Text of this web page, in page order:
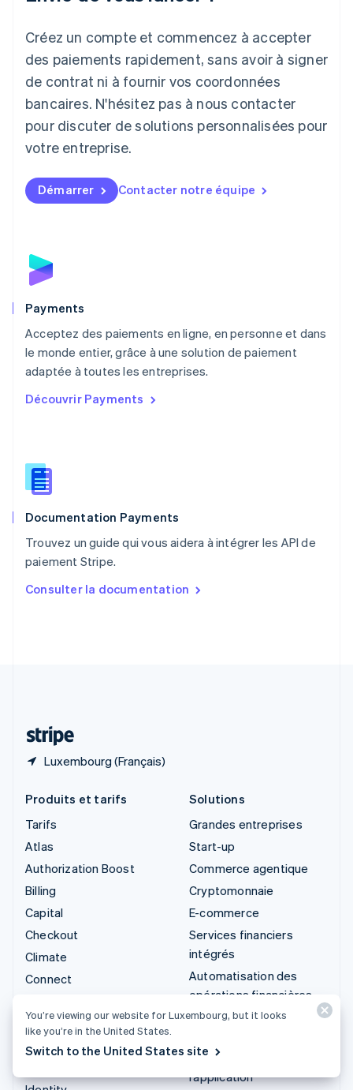
Créez un compte et commencez à accepter
des paiements rapidement, sans avoir à signer
de contrat ni à fournir vos coordonnées
bancaires. N'hésitez pas à nous contacter
pour discuter de solutions personnalisées pour
votre entreprise.
Démarrer Contacter notre équipe
Payments
Acceptez des paiements en ligne, en personne et dans
le monde entier, grâce à une solution de paiement
adaptée à toutes les entreprises.
Découvrir Payments
Documentation Payments
Trouvez un guide qui vous aidera à intégrer les API de
paiement Stripe.
Consulter la documentation
Luxembourg (Français)
Lettonie
English
Liechtenstein
DeutschEnglish
Lituanie
Luxembourg
FrançaisDeutschEnglish
English简体中文
Malte
Norvège
English
English
NederlandsEnglish
Pologne
English
PortuguêsEnglish
English
Roumanie
Royaume-Uni
Singapour
English 简体中文
English
Produits et tarifs
Tarifs
Atlas
Authorization Boost
Billing
Capital
Checkout
Climate
Connect
Data Pipeline
Elements
Solutions
Grandes entreprises
Start-up
Commerce agentique
Cryptomonnaie
E-commerce
Services financiers
intégrés
Automatisation des
opérations financières
Entreprises
Paiements dans
l’application
You’re viewing our website for Luxembourg, but it looks
like you’re in the United States.
Switch to the United States site